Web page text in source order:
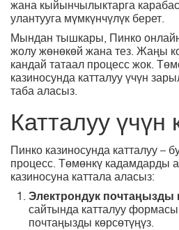
жана кыйынчылыктарга
улантууга мүмкүнчүлүк берет.
Мындан тышкары, Пинко онлайн
жолу жөнөкөй жана тез. Жаңы
кандай татаал процесс жок.
казиносунда катталуу үчүн
таба аласыз.
Катталуу үчүн
Пинко казиносунда катталуу –
процесс. Төмөнкү кадамдарды
казиносуна каттала аласыз:
Электрондук почтаңызды
сайтында катталуу
почтаңызды көрсөтүңүз.